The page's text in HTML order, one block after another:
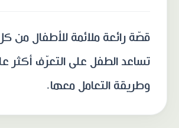
قصّة رائعة ملائمة للأطفال من كل
تساعد الطفل على التعرّف أكثر
وطريقة التعامل معها.